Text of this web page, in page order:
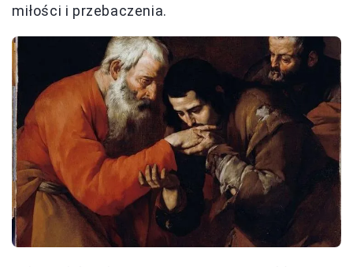
miłości i przebaczenia.